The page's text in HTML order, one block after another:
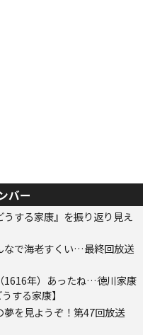
バー
うする家康』を振り返り見え
なで海老すくい…最終回放送
1616年）あったね…徳川家康
する家康】
夢を見ようぞ！第47回放送